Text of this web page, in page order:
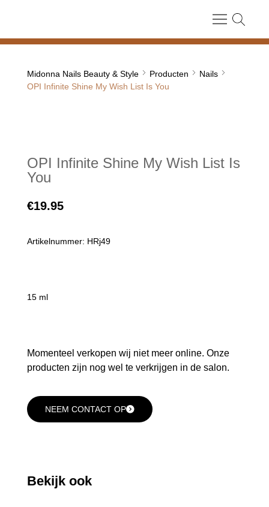
Midonna Nails Beauty & Style Producten
Nails
OPI Infinite Shine My Wish List Is You
OPI Infinite Shine My Wish List Is
You
€19.95
Artikelnummer: HRj49
15 ml
Momenteel verkopen wij niet meer online. Onze
producten zijn nog wel te verkrijgen in de salon.
NEEM CONTACT OP
Bekijk ook